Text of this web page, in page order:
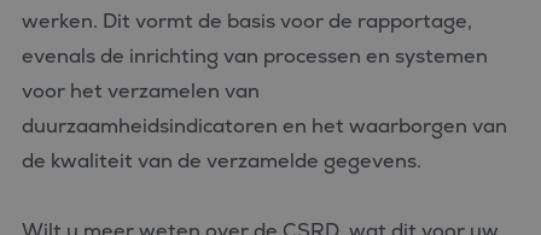
werken. Dit vormt de basis voor de rapportage,
evenals de inrichting van processen en systemen
voor het verzamelen van
duurzaamheidsindicatoren en het waarborgen van
de kwaliteit van de verzamelde gegevens.